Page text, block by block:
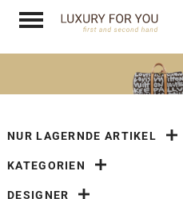
NUR LAGERNDE ARTIKEL
KATEGORIEN
DESIGNER